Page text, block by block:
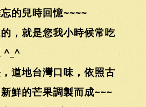
的兒時回憶~~~~
，就是您我小時候常吃
^_^
道地台灣口味，依照古
鮮的芒果調製而成~~~